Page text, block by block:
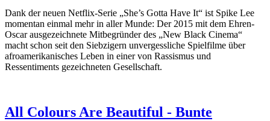
Dank der neuen Netflix-Serie „She’s Gotta Have It“ ist Spike Lee
momentan einmal mehr in aller Munde: Der 2015 mit dem Ehren-
Oscar ausgezeichnete Mitbegründer des „New Black Cinema“
macht schon seit den Siebzigern unvergessliche Spielfilme über
afroamerikanisches Leben in einer von Rassismus und
Ressentiments gezeichneten Gesellschaft.
All Colours Are Beautiful - Bunte